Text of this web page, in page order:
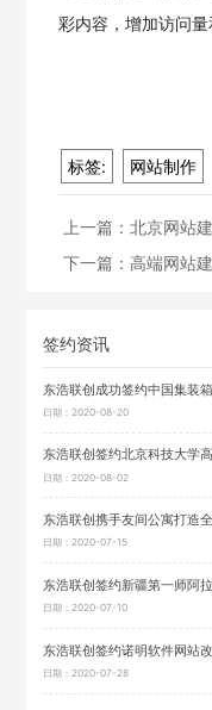
彩内容，增加访问量
标签: 网站制作
上一篇： 北京网站
下一篇： 高端网站
签约资讯
东浩联创成功签约中国集装
日期：2020-08-20
东浩联创签约北京科技大学
日期：2020-08-02
东浩联创携手友间公寓打造
日期：2020-07-15
东浩联创签约新疆第一师阿
日期：2020-07-10
东浩联创签约诺明软件网站
日期：2020-07-28